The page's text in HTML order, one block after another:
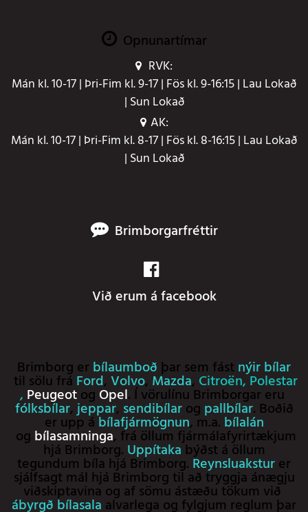
Opnunartímar
RVK:
Mán kl. 10-17 | Þri-Fim kl. 9-17 | Fös kl. 9-16:15 | Lau Lokað
| Sun Lokað
AK:
Mán kl. 10-17 | Þri-Fim kl. 8-17 | Fös kl. 8-16:15 | Lau Lokað
| Sun Lokað
Brimborgarfréttir
Við erum á facebook
Brimborg er bílaumboð þar sem fást nýir bílar
til sölu frá Ford, Volvo, Mazda, Citroën,Polestar
, Peugeotog Opel. Í vörulínu Brimborgar eru
fólksbílar,jeppar, sendibílarog pallbílar. Boðið
er upp ábílafjármögnun, m.a. bílalán
og bílasamninga, frá öllum fjármálafyrirtækjum
hjá Brimborg. Uppítakabýðst á öllum
tegundum bíla hjá Brimborg. Reynsluaksturer
sjálfsagt mál hjá Brimborg til að tryggja ánægju
viðskiptavina og af sömu ástæðu tökum við
ábyrgð bílasala alvarlega og fylgjum reglum þar